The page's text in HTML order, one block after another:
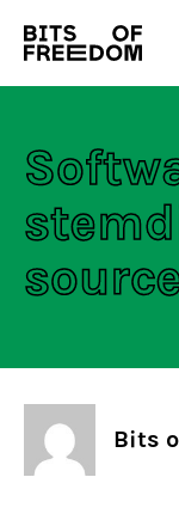
Search
for:
Bits